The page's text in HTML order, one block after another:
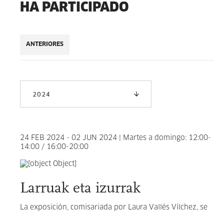
HA PARTICIPADO
ANTERIORES
2024
24 FEB 2024 - 02 JUN 2024 | Martes a domingo: 12:00-
14:00 / 16:00-20:00
Larruak eta izurrak
La exposición, comisariada por Laura Vallés Vílchez, se